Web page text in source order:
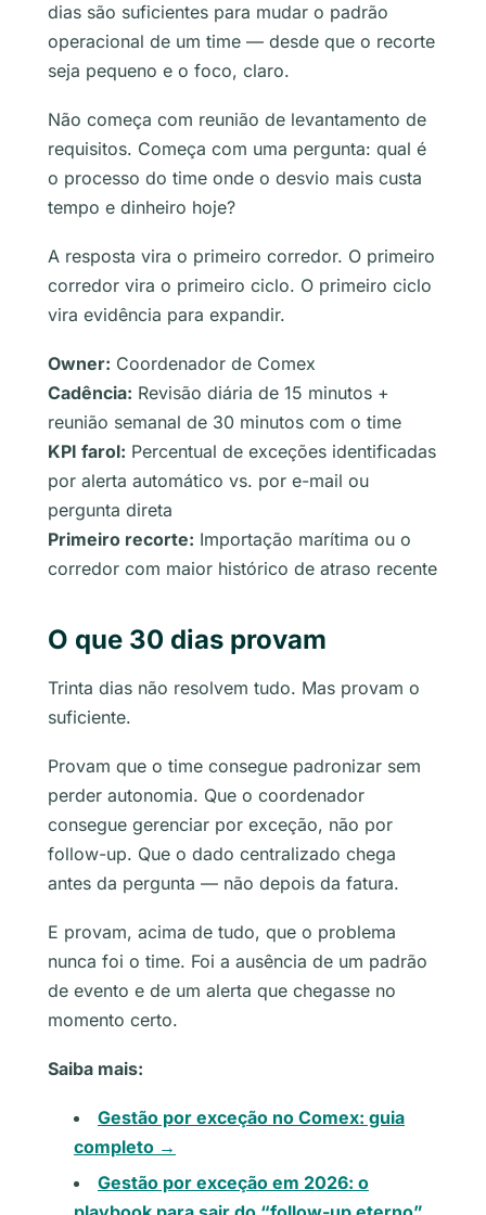
dias são suficientes para mudar o padrão
operacional de um time — desde que o recorte
seja pequeno e o foco, claro.
Não começa com reunião de levantamento de
requisitos. Começa com uma pergunta: qual é
o processo do time onde o desvio mais custa
tempo e dinheiro hoje?
A resposta vira o primeiro corredor. O primeiro
corredor vira o primeiro ciclo. O primeiro ciclo
vira evidência para expandir.
Owner: Coordenador de Comex
Cadência: Revisão diária de 15 minutos +
reunião semanal de 30 minutos com o time
KPI farol: Percentual de exceções identificadas
por alerta automático vs. por e-mail ou
pergunta direta
Primeiro recorte: Importação marítima ou o
corredor com maior histórico de atraso recente
O que 30 dias provam
Trinta dias não resolvem tudo. Mas provam o
suficiente.
Provam que o time consegue padronizar sem
perder autonomia. Que o coordenador
consegue gerenciar por exceção, não por
follow-up. Que o dado centralizado chega
antes da pergunta — não depois da fatura.
E provam, acima de tudo, que o problema
nunca foi o time. Foi a ausência de um padrão
de evento e de um alerta que chegasse no
momento certo.
Saiba mais:
Gestão por exceção no Comex: guia
completo →
Gestão por exceção em 2026: o